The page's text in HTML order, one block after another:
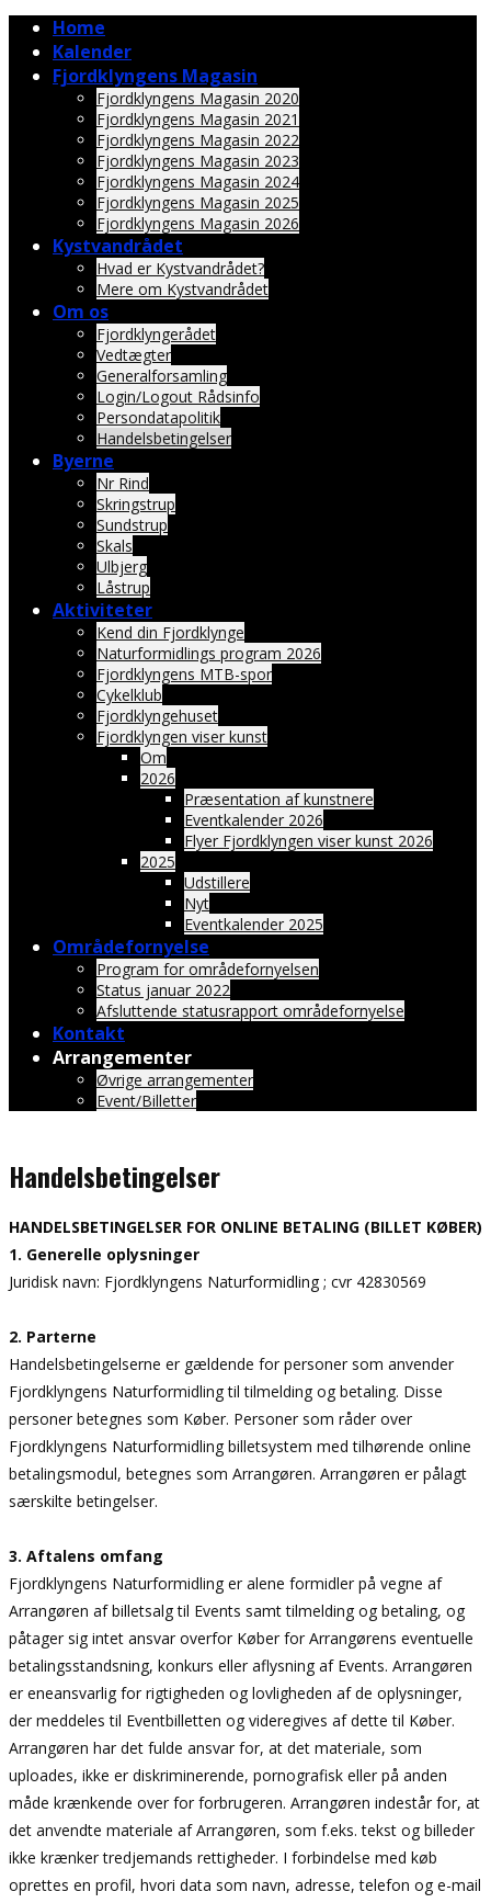
Home
Kalender
Fjordklyngens Magasin
Fjordklyngens Magasin 2020
Fjordklyngens Magasin 2021
Fjordklyngens Magasin 2022
Fjordklyngens Magasin 2023
Fjordklyngens Magasin 2024
Fjordklyngens Magasin 2025
Fjordklyngens Magasin 2026
Kystvandrådet
Hvad er Kystvandrådet?
Mere om Kystvandrådet
Om os
Fjordklyngerådet
Vedtægter
Generalforsamling
Login/Logout Rådsinfo
Persondatapolitik
Handelsbetingelser
Byerne
Nr Rind
Skringstrup
Sundstrup
Skals
Ulbjerg
Låstrup
Aktiviteter
Kend din Fjordklynge
Naturformidlings program 2026
Fjordklyngens MTB-spor
Cykelklub
Fjordklyngehuset
Fjordklyngen viser kunst
Om
2026
Præsentation af kunstnere
Eventkalender 2026
Flyer Fjordklyngen viser kunst 2026
2025
Udstillere
Nyt
Eventkalender 2025
Områdefornyelse
Program for områdefornyelsen
Status januar 2022
Afsluttende statusrapport områdefornyelse
Kontakt
Arrangementer
Øvrige arrangementer
Event/Billetter
Handelsbetingelser
HANDELSBETINGELSER FOR ONLINE BETALING (BILLET KØBER)
1. Generelle oplysninger
Juridisk navn: Fjordklyngens Naturformidling ; cvr 42830569
2. Parterne
Handelsbetingelserne er gældende for personer som anvender
Fjordklyngens Naturformidling til tilmelding og betaling. Disse
personer betegnes som Køber. Personer som råder over
Fjordklyngens Naturformidling billetsystem med tilhørende online
betalingsmodul, betegnes som Arrangøren. Arrangøren er pålagt
særskilte betingelser.
3. Aftalens omfang
Fjordklyngens Naturformidling er alene formidler på vegne af
Arrangøren af billetsalg til Events samt tilmelding og betaling, og
påtager sig intet ansvar overfor Køber for Arrangørens eventuelle
betalingsstandsning, konkurs eller aflysning af Events. Arrangøren
er eneansvarlig for rigtigheden og lovligheden af de oplysninger,
der meddeles til Eventbilletten og videregives af dette til Køber.
Arrangøren har det fulde ansvar for, at det materiale, som
uploades, ikke er diskriminerende, pornografisk eller på anden
måde krænkende over for forbrugeren. Arrangøren indestår for, at
det anvendte materiale af Arrangøren, som f.eks. tekst og billeder
ikke krænker tredjemands rettigheder. I forbindelse med køb
oprettes en profil, hvori data som navn, adresse, telefon og e-mail